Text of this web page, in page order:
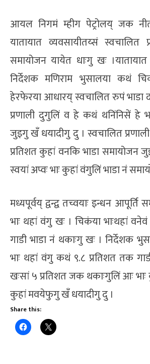
आयल निगमं म्हीग पेट्रोलय् जक
यातायात व्यवसायीतय्सं स्वचालित
समायोजन यायेत धाःगु खः ।यातायात
निर्देशक मणिराम भुसालया कथं
हेरफेरया आधारय् स्वचालित रुपं भाडा
प्रणाली दुगुलिं व हे कथं थनिंनिसें हे
जुइगु खँ धयादीगु दु । स्वचालित
प्रतिशत कुहां वनकि भाडा समायोजन
स्वयां अप्वः भाः कुहां वंगुलिं भाडा नं
मध्यपूर्वय् द्वन्द्व तच्वयाः इन्धन
भाः थहां वंगु खः । चिकंया भाःथहां
गाडी भाडा नं थकाःगु खः । निर्देशक
भाः थहां वंगु कथं ९.८ प्रतिशत तक
खःसां ५ प्रतिशत जक थकाःगुलिं आः
कुहां मवयेफुगु खँ धयादीगु दु ।
Share this: